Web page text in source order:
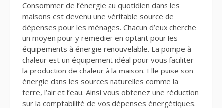
Consommer de l’énergie au quotidien dans les
maisons est devenu une véritable source de
dépenses pour les ménages. Chacun d’eux cherche
un moyen pour y remédier en optant pour les
équipements à énergie renouvelable. La pompe à
chaleur est un équipement idéal pour vous faciliter
la production de chaleur à la maison. Elle puise son
énergie dans les sources naturelles comme la
terre, l’air et l’eau. Ainsi vous obtenez une réduction
sur la comptabilité de vos dépenses énergétiques.